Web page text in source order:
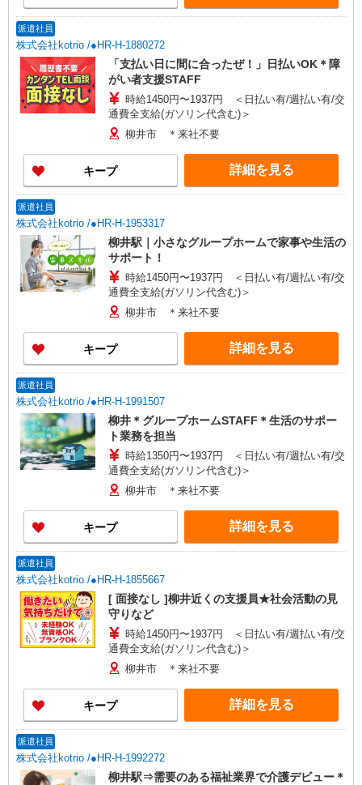
派遣社員
株式会社kotrio /●HR-H-1880272
「支払い日に間に合ったぜ！」日払いOK＊障
がい者支援STAFF
時給1450円〜1937円 ＜日払い有/週払い有/交
通費全支給(ガソリン代含む)＞
柳井市 ＊来社不要
キープ 詳細を見る
派遣社員
株式会社kotrio /●HR-H-1953317
柳井駅｜小さなグループホームで家事や生活の
サポート！
時給1450円〜1937円 ＜日払い有/週払い有/交
通費全支給(ガソリン代含む)＞
柳井市 ＊来社不要
キープ 詳細を見る
派遣社員
株式会社kotrio /●HR-H-1991507
柳井＊グループホームSTAFF＊生活のサポー
ト業務を担当
時給1350円〜1937円 ＜日払い有/週払い有/交
通費全支給(ガソリン代含む)＞
柳井市 ＊来社不要
キープ 詳細を見る
派遣社員
株式会社kotrio /●HR-H-1855667
[ 面接なし ]柳井近くの支援員★社会活動の見
守りなど
時給1450円〜1937円 ＜日払い有/週払い有/交
通費全支給(ガソリン代含む)＞
柳井市 ＊来社不要
キープ 詳細を見る
派遣社員
株式会社kotrio /●HR-H-1992272
柳井駅⇒需要のある福祉業界で介護デビュー＊